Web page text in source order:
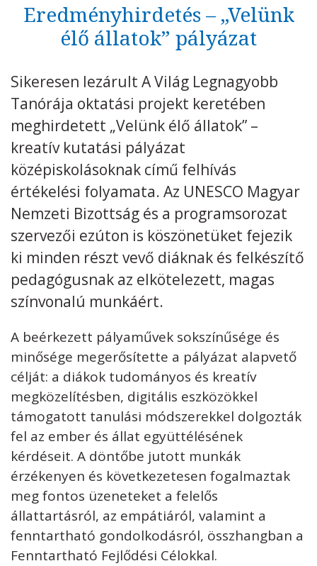
unescohungary
Adatkezelési tájékoztató Impresszum
Technikai információk
Eredményhirdetés – „Velünk
élő állatok” pályázat
Sikeresen lezárult A Világ Legnagyobb
Tanórája oktatási projekt keretében
meghirdetett „Velünk élő állatok” –
kreatív kutatási pályázat
középiskolásoknak című felhívás
értékelési folyamata. Az UNESCO Magyar
Nemzeti Bizottság és a programsorozat
szervezői ezúton is köszönetüket fejezik
ki minden részt vevő diáknak és felkészítő
pedagógusnak az elkötelezett, magas
színvonalú munkáért.
A beérkezett pályaművek sokszínűsége és
minősége megerősítette a pályázat alapvető
célját: a diákok tudományos és kreatív
megközelítésben, digitális eszközökkel
támogatott tanulási módszerekkel dolgozták
fel az ember és állat együttélésének
kérdéseit. A döntőbe jutott munkák
érzékenyen és következetesen fogalmaztak
meg fontos üzeneteket a felelős
állattartásról, az empátiáról, valamint a
fenntartható gondolkodásról, összhangban a
Fenntartható Fejlődési Célokkal.